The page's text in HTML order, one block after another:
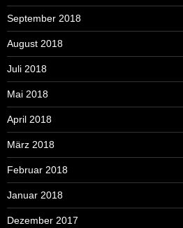
September 2018
August 2018
Juli 2018
Mai 2018
April 2018
März 2018
Februar 2018
Januar 2018
Dezember 2017